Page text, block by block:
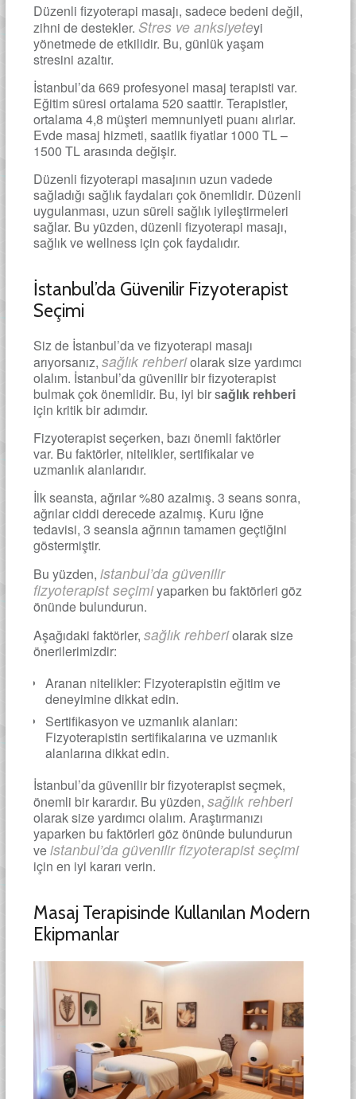
Düzenli fizyoterapi masajı, sadece bedeni değil,
zihni de destekler. Stres ve anksiyeteyi
yönetmede de etkilidir. Bu, günlük yaşam
stresini azaltır.
İstanbul’da 669 profesyonel masaj terapisti var.
Eğitim süresi ortalama 520 saattir. Terapistler,
ortalama 4,8 müşteri memnuniyeti puanı alırlar.
Evde masaj hizmeti, saatlik fiyatlar 1000 TL –
1500 TL arasında değişir.
Düzenli fizyoterapi masajının uzun vadede
sağladığı sağlık faydaları çok önemlidir. Düzenli
uygulanması, uzun süreli sağlık iyileştirmeleri
sağlar. Bu yüzden, düzenli fizyoterapi masajı,
sağlık ve wellness için çok faydalıdır.
İstanbul’da Güvenilir Fizyoterapist
Seçimi
Siz de İstanbul’da ve fizyoterapi masajı
arıyorsanız, sağlık rehberiolarak size yardımcı
olalım. İstanbul’da güvenilir bir fizyoterapist
bulmak çok önemlidir. Bu, iyi bir sağlık rehberi
için kritik bir adımdır.
Fizyoterapist seçerken, bazı önemli faktörler
var. Bu faktörler, nitelikler, sertifikalar ve
uzmanlık alanlarıdır.
İlk seansta, ağrılar %80 azalmış. 3 seans sonra,
ağrılar ciddi derecede azalmış. Kuru iğne
tedavisi, 3 seansla ağrının tamamen geçtiğini
göstermiştir.
Bu yüzden, istanbul’da güvenilir
fizyoterapist seçimiyaparken bu faktörleri göz
önünde bulundurun.
Aşağıdaki faktörler, sağlık rehberiolarak size
önerilerimizdir:
Aranan nitelikler: Fizyoterapistin eğitim ve
deneyimine dikkat edin.
Sertifikasyon ve uzmanlık alanları:
Fizyoterapistin sertifikalarına ve uzmanlık
alanlarına dikkat edin.
İstanbul’da güvenilir bir fizyoterapist seçmek,
önemli bir karardır. Bu yüzden, sağlık rehberi
olarak size yardımcı olalım. Araştırmanızı
yaparken bu faktörleri göz önünde bulundurun
veistanbul’da güvenilir fizyoterapist seçimi
için en iyi kararı verin.
Masaj Terapisinde Kullanılan Modern
Ekipmanlar